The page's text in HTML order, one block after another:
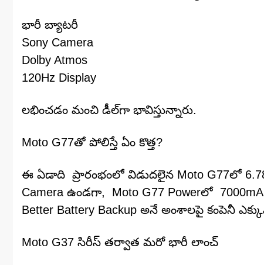
భారీ బ్యాటరీ
Sony Camera
Dolby Atmos
120Hz Display
లభించడం మంచి డీల్‌గా భావిస్తున్నారు.
Moto G77తో పోలిస్తే ఏం కొత్త?
ఈ ఏడాది ప్రారంభంలో విడుదలైన Moto G77లో
Camera ఉండగా, Moto G77 Powerలో
Better Battery Backup అనే అంశాలపై కంపెనీ
Moto G37 సిరీస్ తర్వాత మరో భారీ లాంచ్